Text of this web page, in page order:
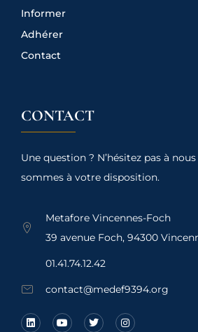
Informer
Adhérer
Contact
CONTACT
Une question ? N’hésitez pas à
sommes à votre disposition.
Metafore Vincennes-Foch
39 avenue Foch, 94300
01.41.74.12.42
contact@medef9394.org